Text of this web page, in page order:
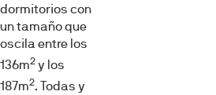
dormitorios con
un tamaño que
oscila entre los
136m2 y los
187m2. Todas y